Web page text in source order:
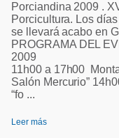
Porciandina 2009 .
Porcicultura. Los
se llevará acabo en
PROGRAMA DEL
2009
11h00 a 17h00
Salón Mercurio”
“fo ...
Leer más